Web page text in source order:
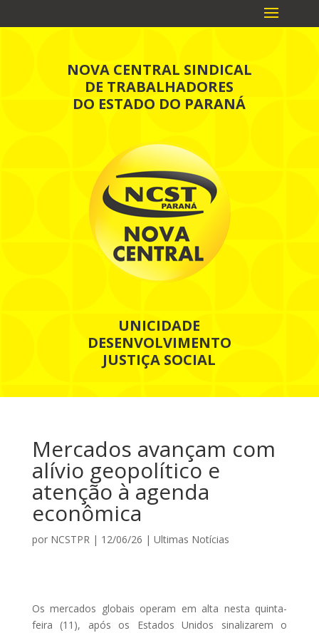
NOVA CENTRAL SINDICAL
DE TRABALHADORES
DO ESTADO DO PARANÁ
UNICIDADE
DESENVOLVIMENTO
JUSTIÇA SOCIAL
Mercados avançam com
alívio geopolítico e
atenção à agenda
econômica
por NCSTPR| 12/06/26 | Ultimas Notícias
Os mercados globais operam em alta nesta quinta-
feira (11), após os Estados Unidos sinalizarem o